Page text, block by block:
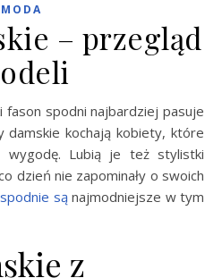
MODA
– przegląd
damskie kochają kobiety, które
Lubią je też stylistki
dzień nie zapominały o swoich
sąnajmodniejsze w tym
z